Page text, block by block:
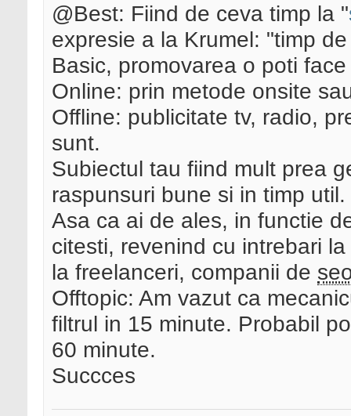
@Best: Fiind de ceva timp la "
expresie a la Krumel: "timp
Basic, promovarea o poti
Online: prin metode onsite
Offline: publicitate tv, radio,
sunt.
Subiectul tau fiind mult prea
raspunsuri bune si in timp util.
Asa ca ai de ales, in functie
citesti, revenind cu intrebari
la freelanceri, companii de
Offtopic: Am vazut ca
filtrul in 15 minute. Probabil
60 minute.
Succces